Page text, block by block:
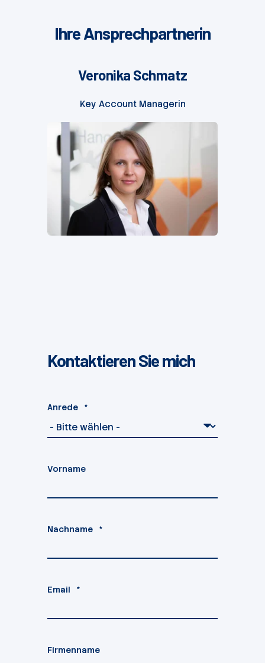
Ihre Ansprechpartnerin
Veronika Schmatz
Key Account Managerin
Kontaktieren Sie mich
Anrede *
Vorname
Nachname *
Email *
Firmenname